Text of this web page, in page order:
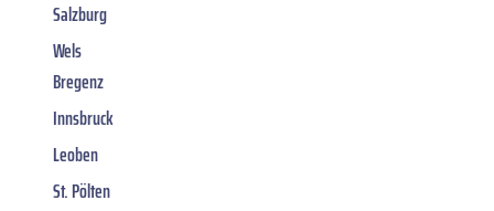
Salzburg
Wels
Bregenz
Innsbruck
Leoben
St. Pölten